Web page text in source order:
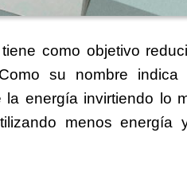
como objetivo
su nombre indica
energía invirtiendo lo
menos energía